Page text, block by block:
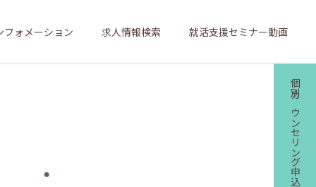
フォメーション 求人情報検索 就活支援セミナー動画
個別カウンセリング申込